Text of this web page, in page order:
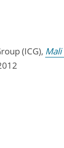
(ICG), Mali